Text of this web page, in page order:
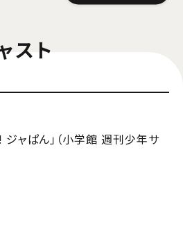
スト
ャぱん」（小学館 週刊少年サ